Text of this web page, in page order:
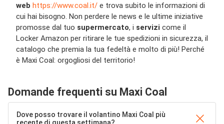
web https://www.coal.it/ e trova subito le informazioni di
cui hai bisogno. Non perdere le news e le ultime iniziative
promosse dal tuo supermercato, i servizi come il
Locker Amazon per ritirare le tue spedizioni in sicurezza, il
catalogo che premia la tua fedeltà e molto di più! Perché
è Maxi Coal: orgogliosi del territorio!
Domande frequenti su Maxi Coal
Dove posso trovare il volantino Maxi Coal più